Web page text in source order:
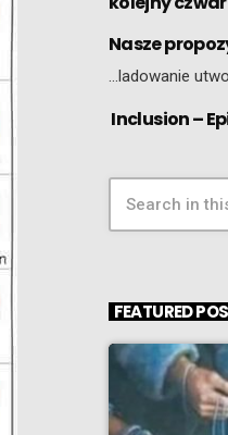
Nasze
…ladowanie
Inclusion –
FEATURED